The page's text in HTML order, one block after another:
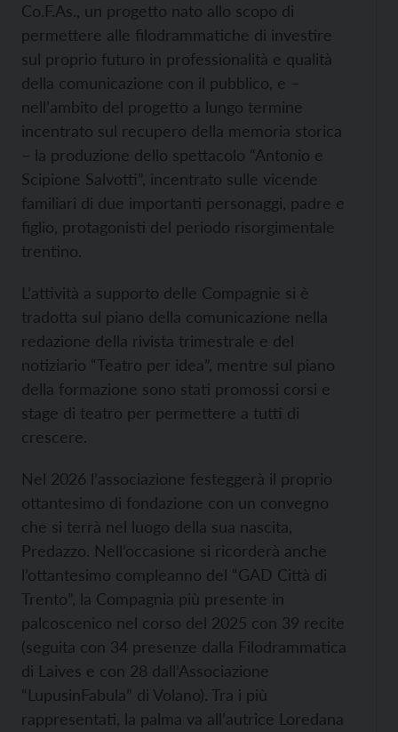
Co.F.As., un progetto nato allo scopo di
permettere alle filodrammatiche di investire
sul proprio futuro in professionalità e qualità
della comunicazione con il pubblico, e –
nell’ambito del progetto a lungo termine
incentrato sul recupero della memoria storica
– la produzione dello spettacolo “Antonio e
Scipione Salvotti”, incentrato sulle vicende
familiari di due importanti personaggi, padre e
figlio, protagonisti del periodo risorgimentale
trentino.
L’attività a supporto delle Compagnie si è
tradotta sul piano della comunicazione nella
redazione della rivista trimestrale e del
notiziario “Teatro per idea”, mentre sul piano
della formazione sono stati promossi corsi e
stage di teatro per permettere a tutti di
crescere.
Nel 2026 l’associazione festeggerà il proprio
ottantesimo di fondazione con un convegno
che si terrà nel luogo della sua nascita,
Predazzo. Nell’occasione si ricorderà anche
l’ottantesimo compleanno del “GAD Città di
Trento”, la Compagnia più presente in
palcoscenico nel corso del 2025 con 39 recite
(seguita con 34 presenze dalla Filodrammatica
di Laives e con 28 dall’Associazione
“LupusinFabula” di Volano). Tra i più
rappresentati, la palma va all’autrice Loredana